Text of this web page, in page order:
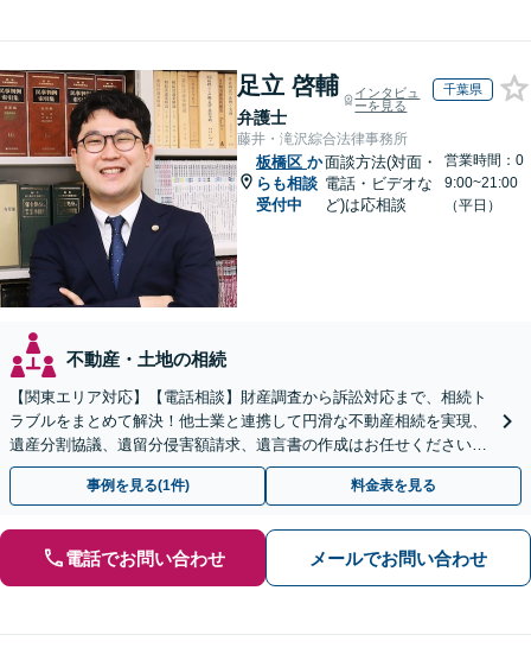
足立 啓輔
弁護士
インタビュ
ーを見る
千葉県
藤井・滝沢綜合法律事務所
板橋区 か
らも相談
受付中
面談方法(対面・
電話・ビデオな
ど)は応相談
営業時間：0
9:00~21:00
（平日）
不動産・土地の相続
【関東エリア対応】【電話相談】財産調査から訴訟対応まで、相続ト
ラブルをまとめて解決！他士業と連携して円滑な不動産相続を実現、
遺産分割協議、遺留分侵害額請求、遺言書の作成はお任せください。
明確な料金体系【オンライン面談可能】
事例を見る(1件) 料金表を見る
電話でお問い合わせ メールでお問い合わせ